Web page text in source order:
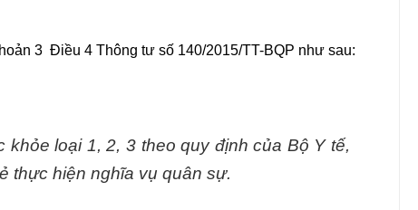
3 Điều 4 Thông tư số 140/2015/TT-BQP như sau:
loại 1, 2, 3 theo quy định của Bộ Y tế,
thực hiện nghĩa vụ quân sự.